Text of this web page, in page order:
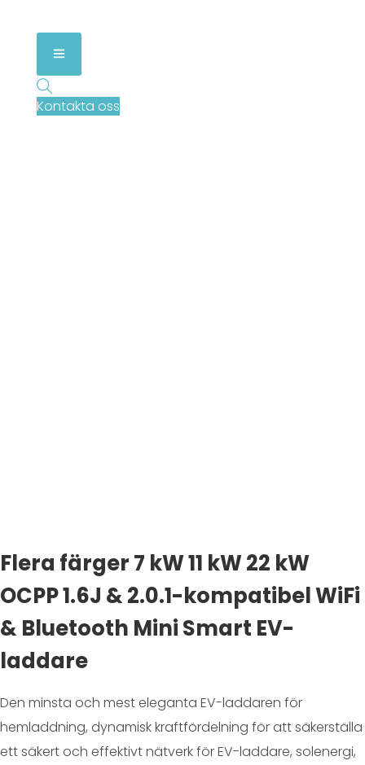
Kontakta oss
Flera färger 7 kW 11 kW 22 kW
OCPP 1.6J & 2.0.1-kompatibel WiFi
& Bluetooth Mini Smart EV-
laddare
Den minsta och mest eleganta EV-laddaren för
hemladdning, dynamisk kraftfördelning för att säkerställa
ett säkert och effektivt nätverk för EV-laddare, solenergi,